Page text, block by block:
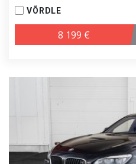
VÕRDLE
8 199 €